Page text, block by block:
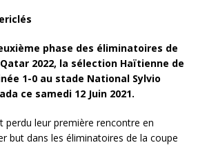
phase des éliminatoires de
2022, la sélection Haïtienne de
1-0 au stade National Sylvio
ce samedi 12 Juin 2021.
perdu leur première rencontre en
but dans les éliminatoires de la coupe